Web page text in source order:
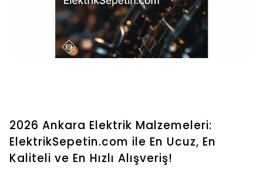
2026 Ankara Elektrik Malzemeleri:
ElektrikSepetin.com ile En Ucuz, En
Kaliteli ve En Hızlı Alışveriş!